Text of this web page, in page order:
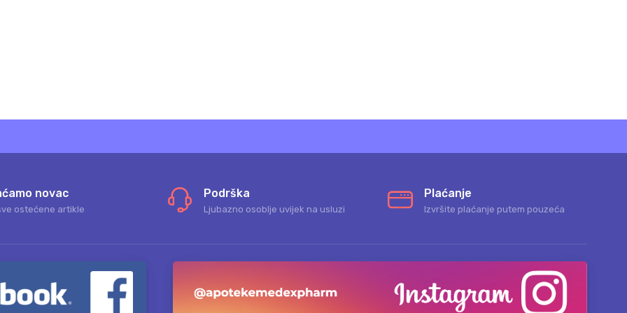
novac
ostećene artikle
Podrška
Ljubazno osoblje uvijek na usluzi
Plaćanje
Izvršite plaćanje putem pouzeća